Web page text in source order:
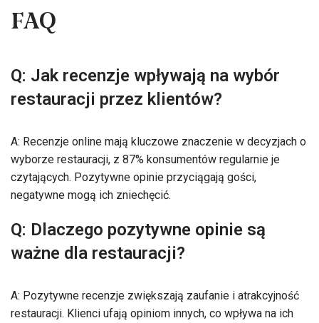
FAQ
Q: Jak recenzje wpływają na wybór
restauracji przez klientów?
A: Recenzje online mają kluczowe znaczenie w decyzjach o
wyborze restauracji, z 87% konsumentów regularnie je
czytających. Pozytywne opinie przyciągają gości,
negatywne mogą ich zniechęcić.
Q: Dlaczego pozytywne opinie są
ważne dla restauracji?
A: Pozytywne recenzje zwiększają zaufanie i atrakcyjność
restauracji. Klienci ufają opiniom innych, co wpływa na ich